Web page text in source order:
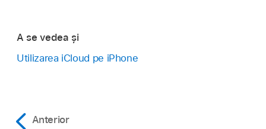
A se vedea și
Utilizarea iCloud pe iPhone
Anterior